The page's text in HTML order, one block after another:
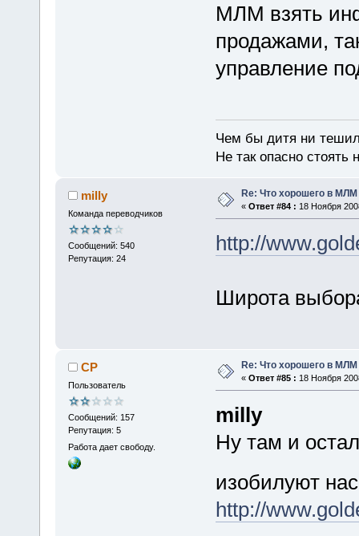
МЛМ взять
продажами,
управление
Чем бы дитя ни
Не так опасно стоять
milly
Команда переводчиков
Сообщений: 540
Репутация: 24
Re: Что хорошего в МЛМ
« Ответ #84 : 18 Ноября
http://
Широта
CP
Пользователь
Сообщений: 157
Репутация: 5
Работа дает свободу.
Re: Что хорошего в МЛМ
« Ответ #85 : 18 Ноября
milly
Ну там и
изобилуют
http://